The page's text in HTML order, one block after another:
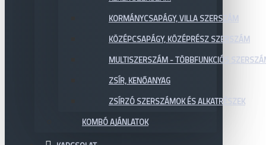
KORMÁNYCSAPÁGY, VILLA SZERSZÁM
KÖZÉPCSAPÁGY, KÖZÉPRÉSZ SZERSZÁM
MULTISZERSZÁM - TÖBBFUNKCIÓS
ZSÍR, KENŐANYAG
ZSÍRZÓ SZERSZÁMOK ÉS ALKATRÉSZEK
KOMBÓ AJÁNLATOK